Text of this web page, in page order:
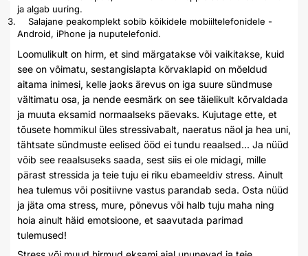
ja algab uuring.
Salajane peakomplekt sobib kõikidele mobiiltelefonidele -
Android, iPhone ja nuputelefonid.
Loomulikult on hirm, et sind märgatakse või vaikitakse, kuid
see on võimatu, sestangislapta kõrvaklapid on mõeldud
aitama inimesi, kelle jaoks ärevus on iga suure sündmuse
vältimatu osa, ja nende eesmärk on see täielikult kõrvaldada
ja muuta eksamid normaalseks päevaks. Kujutage ette, et
tõusete hommikul üles stressivabalt, naeratus näol ja hea uni,
tähtsate sündmuste eelised ööd ei tundu reaalsed... Ja nüüd
võib see reaalsuseks saada, sest siis ei ole midagi, mille
pärast stressida ja teie tuju ei riku ebameeldiv stress. Ainult
hea tulemus või positiivne vastus parandab seda. Osta nüüd
ja jäta oma stress, mure, põnevus või halb tuju maha ning
hoia ainult häid emotsioone, et saavutada parimad
tulemused!